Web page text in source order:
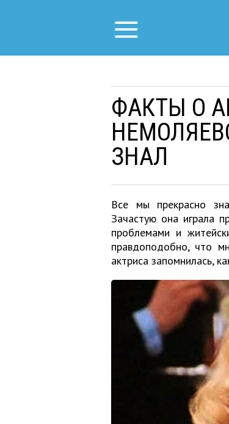
ФАКТЫ О
ЗНАЛ
Все мы прекрасно
Зачастую она играла
проблемами и
правдоподобно, что
актриса запомнилась,